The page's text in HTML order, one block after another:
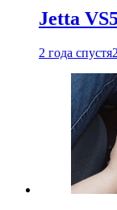
Jetta
2 года спустя